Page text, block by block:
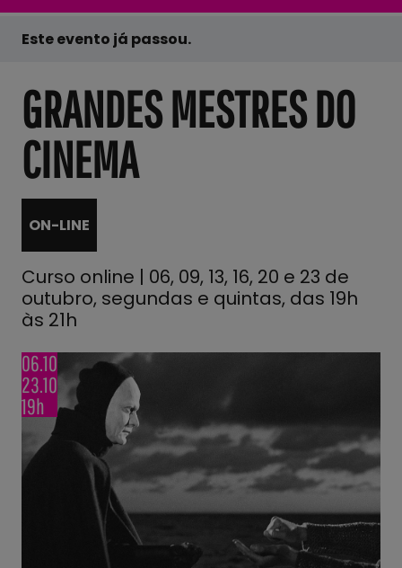
Este evento já passou.
GRANDES MESTRES DO
CINEMA
ON-LINE
Curso online | 06, 09, 13, 16, 20 e 23 de
outubro, segundas e quintas, das 19h
às 21h
06.10
23.10
19h